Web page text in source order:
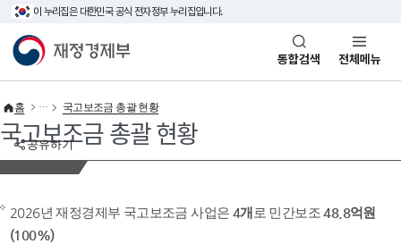
이 누리집은 대한민국 공식 전자정부 누리집입니다.
재정경제부(www.mofe.go.kr)통합검색 전체메뉴
공유하기
홈 국고보조금 총괄 현황
국고보조금 총괄 현황
2026년 재정경제부 국고보조금 사업은 4개 로 민간보조48.8억원
(100%)